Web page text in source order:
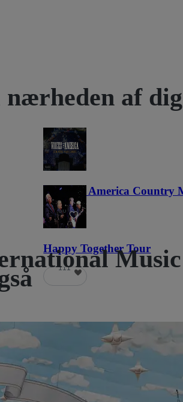
af dig
Voices of America Country
36
Happy Together Tour
111